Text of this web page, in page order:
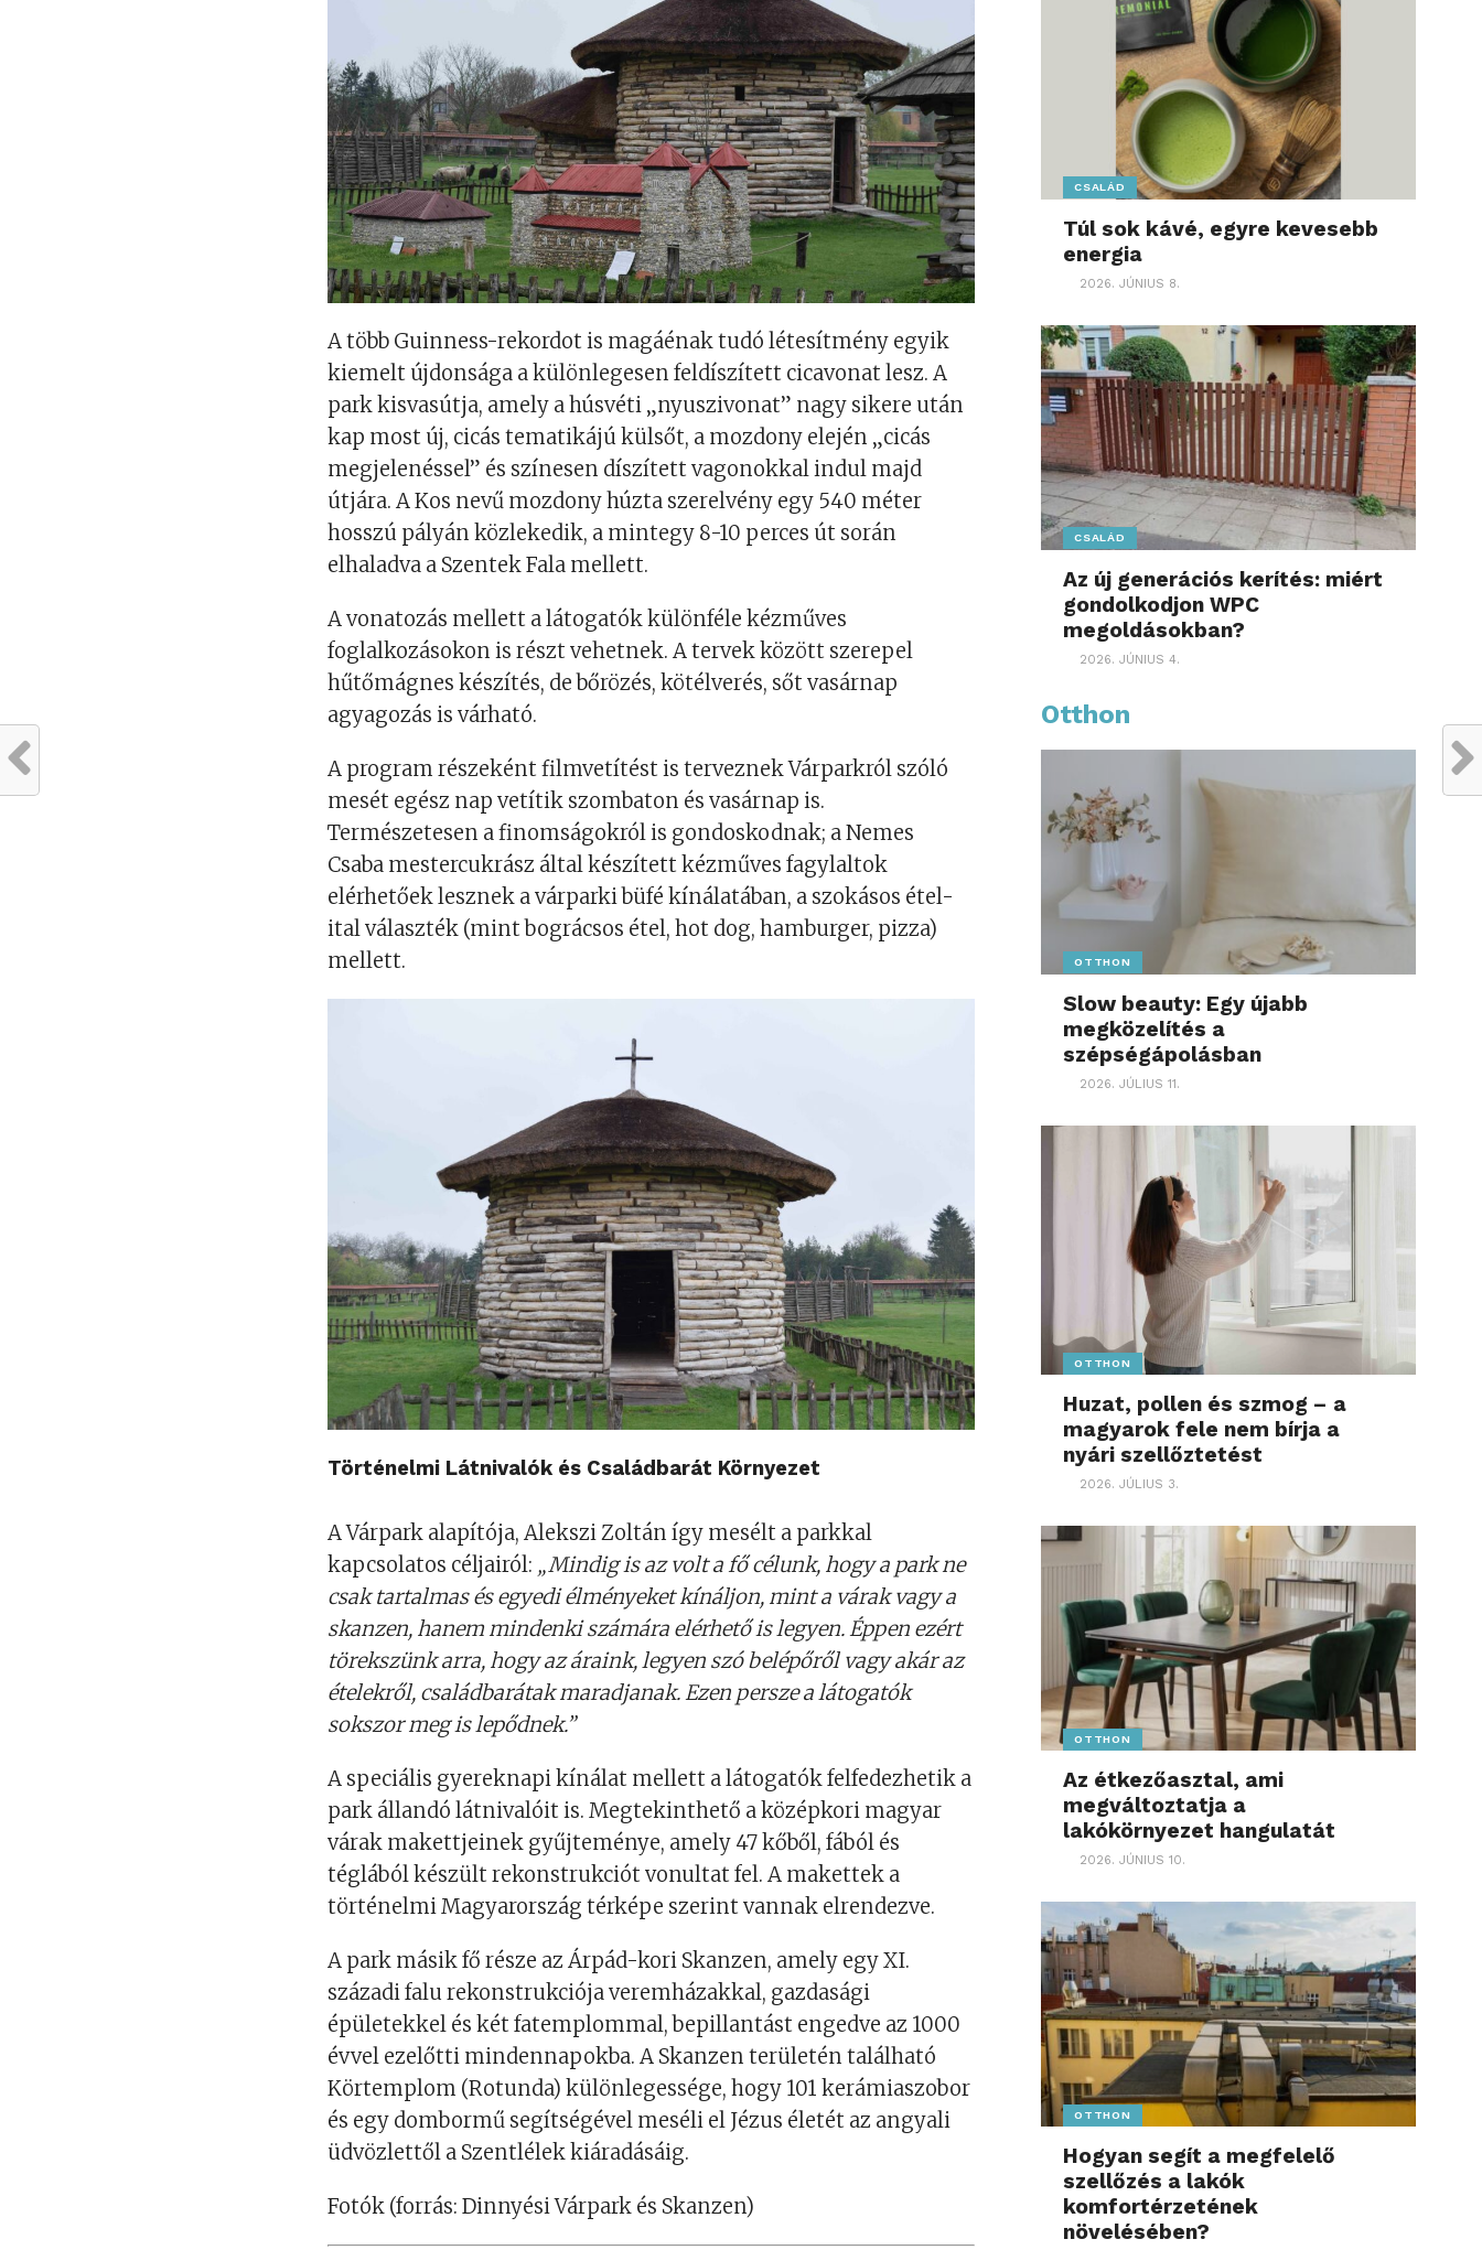
A több Guinness-rekordot is magáénak tudó létesítmény egyik
kiemelt újdonsága a különlegesen feldíszített cicavonat lesz. A
park kisvasútja, amely a húsvéti „nyuszivonat” nagy sikere után
kap most új, cicás tematikájú külsőt, a mozdony elején „cicás
megjelenéssel” és színesen díszített vagonokkal indul majd
útjára. A Kos nevű mozdony húzta szerelvény egy 540 méter
hosszú pályán közlekedik, a mintegy 8-10 perces út során
elhaladva a Szentek Fala mellett.
A vonatozás mellett a látogatók különféle kézműves
foglalkozásokon is részt vehetnek. A tervek között szerepel
hűtőmágnes készítés, de bőrözés, kötélverés, sőt vasárnap
agyagozás is várható.
A program részeként filmvetítést is terveznek Várparkról szóló
mesét egész nap vetítik szombaton és vasárnap is.
Természetesen a finomságokról is gondoskodnak; a Nemes
Csaba mestercukrász által készített kézműves fagylaltok
elérhetőek lesznek a várparki büfé kínálatában, a szokásos étel-
ital választék (mint bográcsos étel, hot dog, hamburger, pizza)
mellett.
Történelmi Látnivalók és Családbarát Környezet
A Várpark alapítója, Alekszi Zoltán így mesélt a parkkal
kapcsolatos céljairól: „Mindig is az volt a fő célunk, hogy a park ne
csak tartalmas és egyedi élményeket kínáljon, mint a várak vagy a
skanzen, hanem mindenki számára elérhető is legyen. Éppen ezért
törekszünk arra, hogy az áraink, legyen szó belépőről vagy akár az
ételekről, családbarátak maradjanak. Ezen persze a látogatók
sokszor meg is lepődnek.”
A speciális gyereknapi kínálat mellett a látogatók felfedezhetik a
park állandó látnivalóit is. Megtekinthető a középkori magyar
várak makettjeinek gyűjteménye, amely 47 kőből, fából és
téglából készült rekonstrukciót vonultat fel. A makettek a
történelmi Magyarország térképe szerint vannak elrendezve.
A park másik fő része az Árpád-kori Skanzen, amely egy XI.
századi falu rekonstrukciója veremházakkal, gazdasági
épületekkel és két fatemplommal, bepillantást engedve az 1000
évvel ezelőtti mindennapokba. A Skanzen területén található
Körtemplom (Rotunda) különlegessége, hogy 101 kerámiaszobor
és egy dombormű segítségével meséli el Jézus életét az angyali
üdvözlettől a Szentlélek kiáradásáig.
Fotók (forrás: Dinnyési Várpark és Skanzen)
CSALÁD
Túl sok kávé, egyre kevesebb
energia
2026. JÚNIUS 8.
CSALÁD
Az új generációs kerítés: miért
gondolkodjon WPC
megoldásokban?
2026. JÚNIUS 4.
Otthon
OTTHON
Slow beauty: Egy újabb
megközelítés a
szépségápolásban
2026. JÚLIUS 11.
OTTHON
Huzat, pollen és szmog – a
magyarok fele nem bírja a
nyári szellőztetést
2026. JÚLIUS 3.
OTTHON
Az étkezőasztal, ami
megváltoztatja a
lakókörnyezet hangulatát
2026. JÚNIUS 10.
OTTHON
Hogyan segít a megfelelő
szellőzés a lakók
komfortérzetének
növelésében?